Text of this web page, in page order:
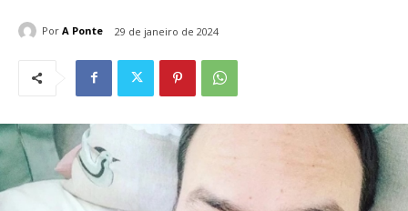
Por A Ponte 29 de janeiro de 2024